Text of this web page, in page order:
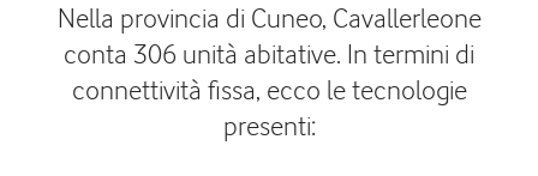
Nella provincia di Cuneo, Cavallerleone
conta 306 unità abitative. In termini di
connettività fissa, ecco le tecnologie
presenti: